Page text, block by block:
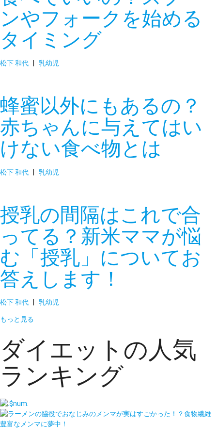
ンやフォークを始める
タイミング
松下 和代 | 乳幼児
蜂蜜以外にもあるの？
赤ちゃんに与えてはい
けない食べ物とは
松下 和代 | 乳幼児
授乳の間隔はこれで合
ってる？新米ママが悩
む「授乳」についてお
答えします！
松下 和代
乳幼児
もっと見る
ダイエットの人気
ランキング